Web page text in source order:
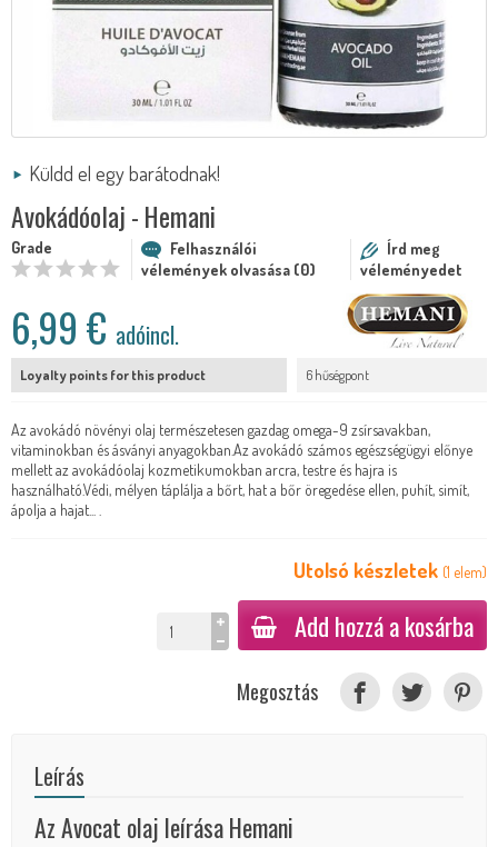
Küldd el egy barátodnak!
Avokádóolaj - Hemani
Grade
Felhasználói
vélemények olvasása (0)
Írd meg
véleményedet
6,99 € adóincl.
Loyalty points for this product 6 hűségpont
Az avokádó növényi olaj természetesen gazdag omega-9 zsírsavakban,
vitaminokban és ásványi anyagokban.Az avokádó számos egészségügyi előnye
mellett az avokádóolaj kozmetikumokban arcra, testre és hajra is
használható.Védi, mélyen táplálja a bőrt, hat a bőr öregedése ellen, puhít, simít,
ápolja a hajat... .
Utolsó készletek (1 elem)
Add hozzá a kosárba
Megosztás
Leírás
Az Avocat olaj leírása Hemani